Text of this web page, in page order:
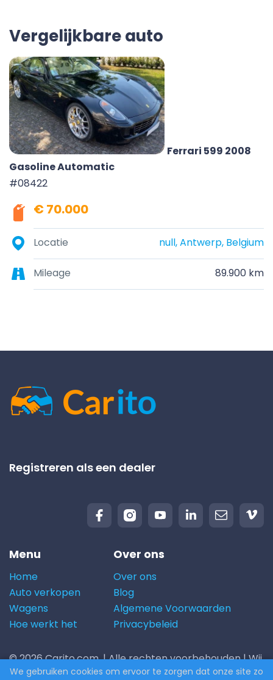
Vergelijkbare auto
Ferrari 599 2008
Gasoline Automatic
#08422
€ 70.000
Locatie null, Antwerp, Belgium
Mileage 89.900 km
Registreren als een dealer
Menu
Home
Auto verkopen
Wagens
Hoe werkt het
Over ons
Over ons
Blog
Algemene Voorwaarden
Privacybeleid
© 2026 Carito.com. | Alle rechten voorbehouden | Wij
kopen uw auto aan de beste prijs! | Powered by
We gebruiken cookies om ervoor te zorgen dat onze site zo